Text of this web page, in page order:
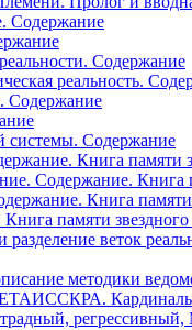
Содержание
Содержание
реальность.
Содержание
системы. Содержание
Книга памяти
Содержание. Книга
Книга
памяти
веток
методики